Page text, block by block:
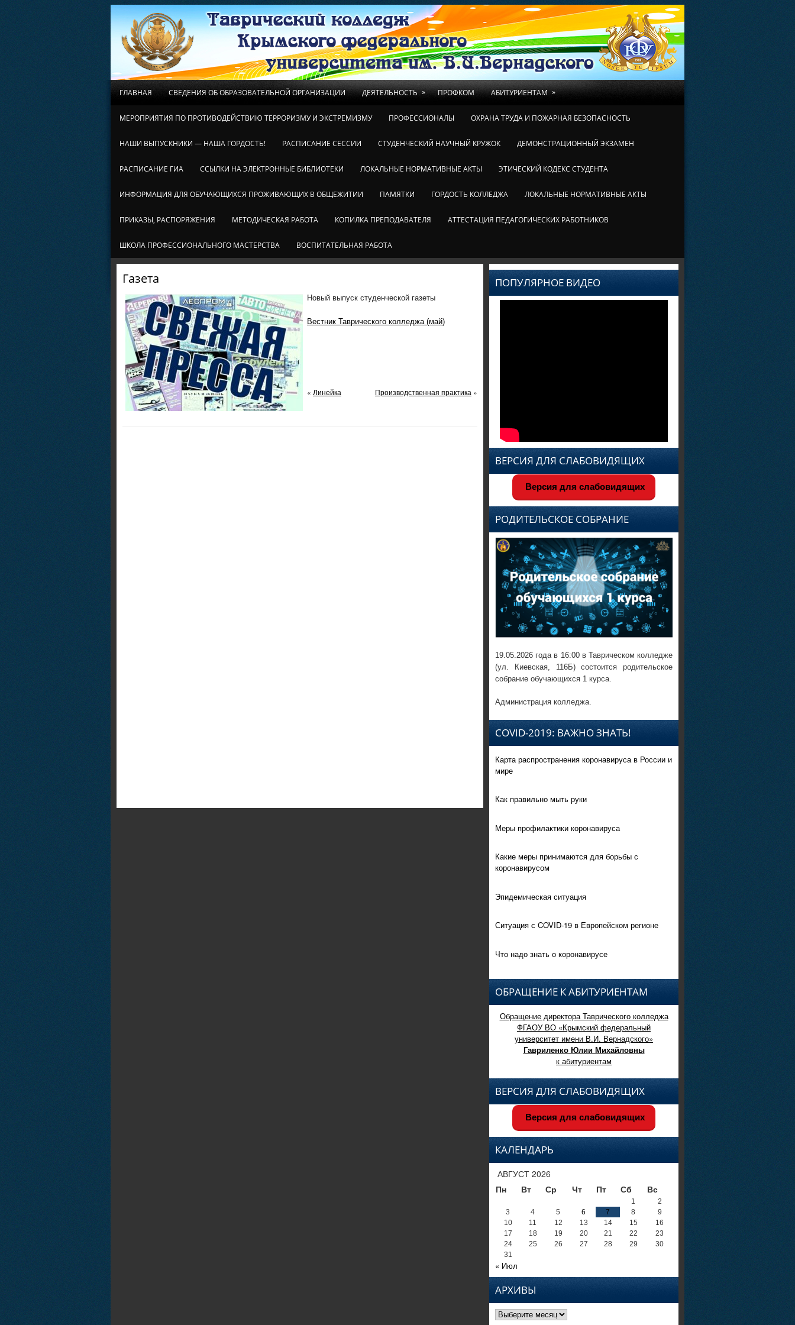
ГЛАВНАЯ СВЕДЕНИЯ ОБ ОБРАЗОВАТЕЛЬНОЙ ОРГАНИЗАЦИИ ДЕЯТЕЛЬНОСТЬ » ПРОФКОМ АБИТУРИЕНТАМ »
МЕРОПРИЯТИЯ ПО ПРОТИВОДЕЙСТВИЮ ТЕРРОРИЗМУ И ЭКСТРЕМИЗМУ ПРОФЕССИОНАЛЫ ОХРАНА ТРУДА И ПОЖАРНАЯ БЕЗОПАСНОСТЬ
НАШИ ВЫПУСКНИКИ — НАША ГОРДОСТЬ! РАСПИСАНИЕ СЕССИИ СТУДЕНЧЕСКИЙ НАУЧНЫЙ КРУЖОК ДЕМОНСТРАЦИОННЫЙ ЭКЗАМЕН
РАСПИСАНИЕ ГИА ССЫЛКИ НА ЭЛЕКТРОННЫЕ БИБЛИОТЕКИ ЛОКАЛЬНЫЕ НОРМАТИВНЫЕ АКТЫ ЭТИЧЕСКИЙ КОДЕКС СТУДЕНТА
ИНФОРМАЦИЯ ДЛЯ ОБУЧАЮЩИХСЯ ПРОЖИВАЮЩИХ В ОБЩЕЖИТИИ ПАМЯТКИ ГОРДОСТЬ КОЛЛЕДЖА ЛОКАЛЬНЫЕ НОРМАТИВНЫЕ АКТЫ
ПРИКАЗЫ, РАСПОРЯЖЕНИЯ МЕТОДИЧЕСКАЯ РАБОТА КОПИЛКА ПРЕПОДАВАТЕЛЯ АТТЕСТАЦИЯ ПЕДАГОГИЧЕСКИХ РАБОТНИКОВ
ШКОЛА ПРОФЕССИОНАЛЬНОГО МАСТЕРСТВА ВОСПИТАТЕЛЬНАЯ РАБОТА
Газета
Новый выпуск студенческой газеты
Вестник Таврического колледжа (май)
« Линейка Производственная практика »
ПОПУЛЯРНОЕ ВИДЕО
ВЕРСИЯ ДЛЯ СЛАБОВИДЯЩИХ
Версия для слабовидящих
РОДИТЕЛЬСКОЕ СОБРАНИЕ
19.05.2026 года в 16:00 в Таврическом колледже
(ул. Киевская, 116Б) состоится родительское
собрание обучающихся 1 курса.
Администрация колледжа.
COVID-2019: ВАЖНО ЗНАТЬ!
Карта распространения коронавируса в России и
мире
Как правильно мыть руки
Меры профилактики коронавируса
Какие меры принимаются для борьбы с
коронавирусом
Эпидемическая ситуация
Ситуация с COVID-19 в Европейском регионе
Что надо знать о коронавирусе
ОБРАЩЕНИЕ К АБИТУРИЕНТАМ
Обращение директора Таврического колледжа
ФГАОУ ВО «Крымский федеральный
университет имени В.И. Вернадского»
Гавриленко Юлии Михайловны
к абитуриентам
ВЕРСИЯ ДЛЯ СЛАБОВИДЯЩИХ
Версия для слабовидящих
КАЛЕНДАРЬ
АВГУСТ 2026
Пн
Вт Ср Чт Пт Сб Вс
1
2
3
4 5 6 7 8
9
10
11 12 13 14 15
16
17
18 19 20 21 22
23
24
25 26 27 28 29
30
31
« Июл
АРХИВЫ
Архивы